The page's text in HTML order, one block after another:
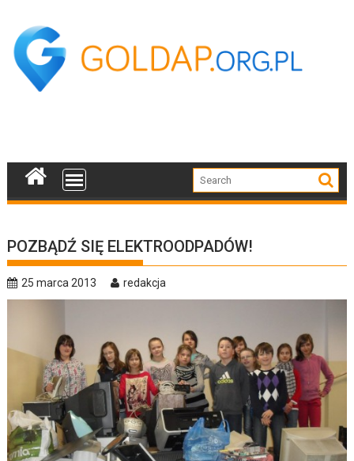
content
POZBĄDŹ SIĘ ELEKTROODPADÓW!
25 marca 2013 redakcja